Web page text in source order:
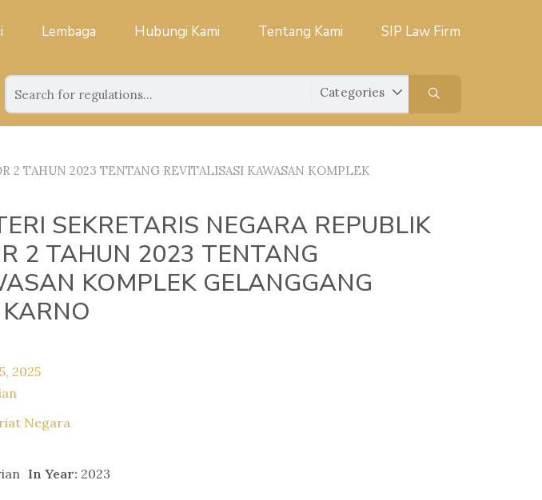
Lembaga Hubungi Kami Tentang Kami SIP Law Firm
2 TAHUN 2023 TENTANG REVITALISASI KAWASAN KOMPLEK
SEKRETARIS NEGARA REPUBLIK
2 TAHUN 2023 TENTANG
KOMPLEK GELANGGANG
2025
Negara
In Year: 2023